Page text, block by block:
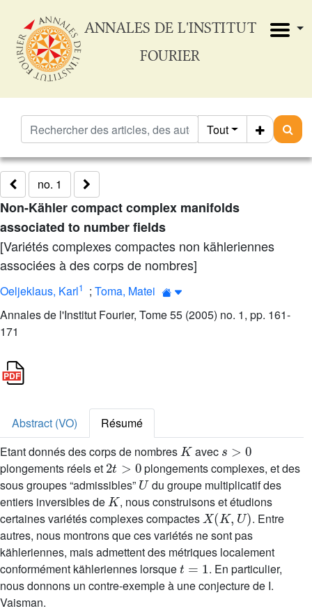
ANNALES DE L'INSTITUT
FOURIER
Tout
no. 1
Non-Kähler compact complex manifolds
associated to number fields
[Variétés complexes compactes non kähleriennes
associées à des corps de nombres]
Oeljeklaus, Karl1 ; Toma, Matei
Annales de l'Institut Fourier, Tome 55 (2005) no. 1, pp. 161-
171
Abstract (VO)
Résumé
Etant donnés des corps de nombres
K
avec
s>0
plongements réels et
2t>0
plongements complexes, et des
sous groupes “admissibles”
U
du groupe multiplicatif des
entiers inversibles de
K
, nous construisons et étudions
certaines variétés complexes compactes
X(K,U)
. Entre
autres, nous montrons que ces variétés ne sont pas
kähleriennes, mais admettent des métriques localement
conformément kähleriennes lorsque
t=1
. En particulier,
nous donnons un contre-exemple à une conjecture de I.
Vaisman.